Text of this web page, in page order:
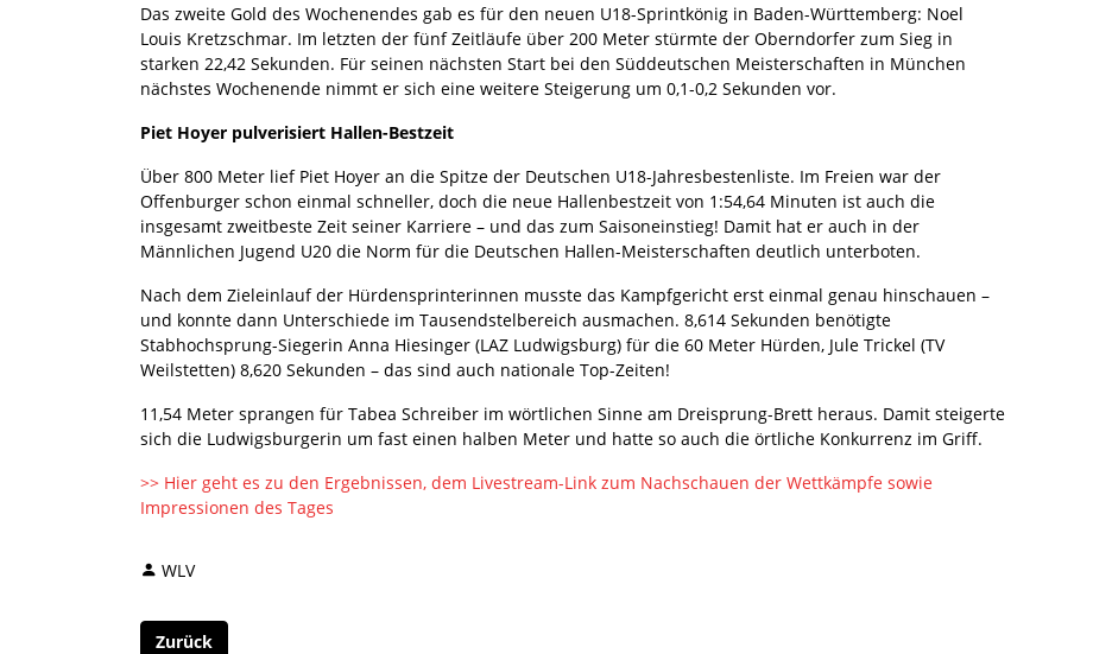
Das zweite Gold des Wochenendes gab es für den neuen U18-Sprintkönig in Baden-Württemberg: Noel
Louis Kretzschmar. Im letzten der fünf Zeitläufe über 200 Meter stürmte der Oberndorfer zum Sieg in
starken 22,42 Sekunden. Für seinen nächsten Start bei den Süddeutschen Meisterschaften in München
nächstes Wochenende nimmt er sich eine weitere Steigerung um 0,1-0,2 Sekunden vor.
Piet Hoyer pulverisiert Hallen-Bestzeit
Über 800 Meter lief Piet Hoyer an die Spitze der Deutschen U18-Jahresbestenliste. Im Freien war der
Offenburger schon einmal schneller, doch die neue Hallenbestzeit von 1:54,64 Minuten ist auch die
insgesamt zweitbeste Zeit seiner Karriere – und das zum Saisoneinstieg! Damit hat er auch in der
Männlichen Jugend U20 die Norm für die Deutschen Hallen-Meisterschaften deutlich unterboten.
Nach dem Zieleinlauf der Hürdensprinterinnen musste das Kampfgericht erst einmal genau hinschauen –
und konnte dann Unterschiede im Tausendstelbereich ausmachen. 8,614 Sekunden benötigte
Stabhochsprung-Siegerin Anna Hiesinger (LAZ Ludwigsburg) für die 60 Meter Hürden, Jule Trickel (TV
Weilstetten) 8,620 Sekunden – das sind auch nationale Top-Zeiten!
11,54 Meter sprangen für Tabea Schreiber im wörtlichen Sinne am Dreisprung-Brett heraus. Damit steigerte
sich die Ludwigsburgerin um fast einen halben Meter und hatte so auch die örtliche Konkurrenz im Griff.
>> Hier geht es zu den Ergebnissen, dem Livestream-Link zum Nachschauen der Wettkämpfe sowie
Impressionen des Tages
WLV
Zurück